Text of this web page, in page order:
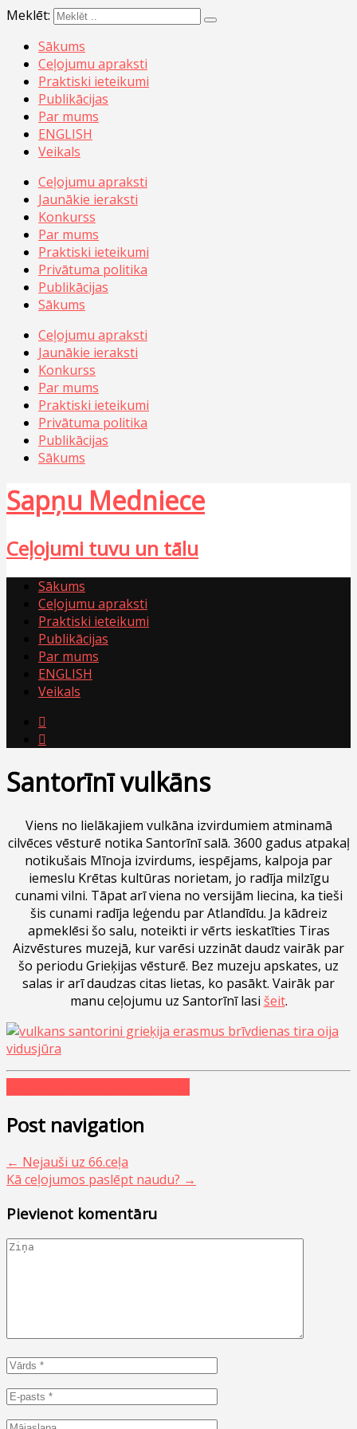
Meklēt:
Sākums
Ceļojumu apraksti
Praktiski ieteikumi
Publikācijas
Par mums
ENGLISH
Veikals
Ceļojumu apraksti
Jaunākie ieraksti
Konkurss
Par mums
Praktiski ieteikumi
Privātuma politika
Publikācijas
Sākums
Ceļojumu apraksti
Jaunākie ieraksti
Konkurss
Par mums
Praktiski ieteikumi
Privātuma politika
Publikācijas
Sākums
Sapņu Medniece
Ceļojumi tuvu un tālu
Sākums
Ceļojumu apraksti
Praktiski ieteikumi
Publikācijas
Par mums
ENGLISH
Veikals


Santorīnī vulkāns
Viens no lielākajiem vulkāna izvirdumiem atminamā
cilvēces vēsturē notika Santorīnī salā. 3600 gadus atpakaļ
notikušais Mīnoja izvirdums, iespējams, kalpoja par
iemeslu Krētas kultūras norietam, jo radīja milzīgu
cunami vilni. Tāpat arī viena no versijām liecina, ka tieši
šis cunami radīja leģendu par Atlandīdu. Ja kādreiz
apmeklēsi šo salu, noteikti ir vērts ieskatīties Tiras
Aizvēstures muzejā, kur varēsi uzzināt daudz vairāk par
šo periodu Grieķijas vēsturē. Bez muzeju apskates, uz
salas ir arī daudzas citas lietas, ko pasākt. Vairāk par
manu ceļojumu uz Santorīnī lasi šeit.
Post navigation
← Nejauši uz 66.ceļa
Kā ceļojumos paslēpt naudu? →
Pievienot komentāru